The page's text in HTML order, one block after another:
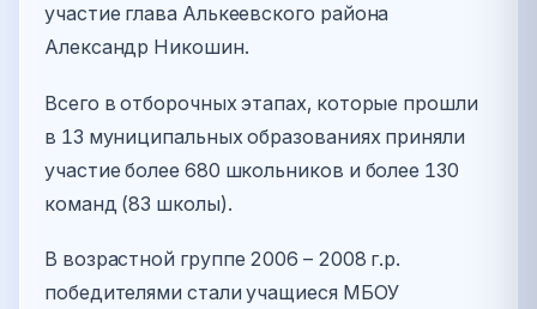
участие глава Алькеевского района
Александр Никошин.
Всего в отборочных этапах, которые прошли
в 13 муниципальных образованиях приняли
участие более 680 школьников и более 130
команд (83 школы).
В возрастной группе 2006 – 2008 г.р.
победителями стали учащиеся МБОУ